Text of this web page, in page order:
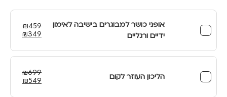
אופני כושר למבוגרים בישיבה לאימון
ידיים ורגליים
₪459
המחיר
היה:
₪459.
₪349
הוא:
₪349.
הליכון העוזר לקום
₪699
המחיר
₪549